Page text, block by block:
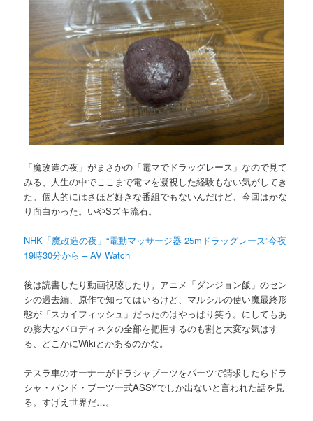
「魔改造の夜」がまさかの「電マでドラッグレース」なので見て
みる、人生の中でここまで電マを凝視した経験もない気がしてき
た。個人的にはさほど好きな番組でもないんだけど、今回はかな
り面白かった。いやSズキ流石。
NHK「魔改造の夜」“電動マッサージ器 25mドラッグレース”今夜
19時30分から – AV Watch
後は読書したり動画視聴したり。アニメ「ダンジョン飯」のセン
シの過去編、原作で知ってはいるけど、マルシルの使い魔最終形
態が「スカイフィッシュ」だったのはやっぱり笑う。にしてもあ
の膨大なパロディネタの全部を把握するのも割と大変な気はす
る、どこかにWikiとかあるのかな。
テスラ車のオーナーがドラシャブーツをパーツで請求したらドラ
シャ・バンド・ブーツ一式ASSYでしか出ないと言われた話を見
る。すげえ世界だ…。